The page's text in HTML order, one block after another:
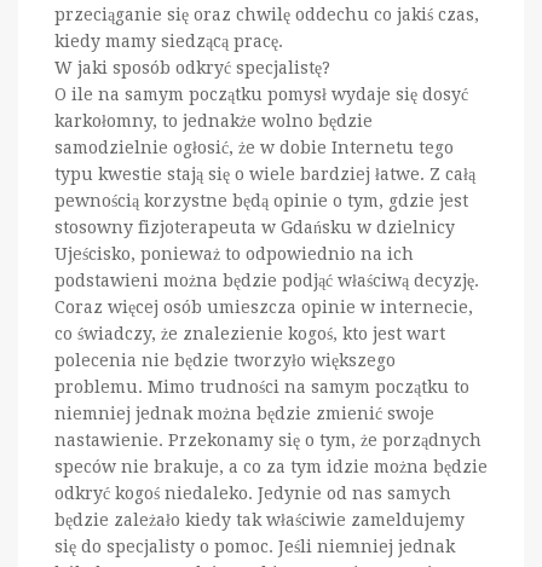
przeciąganie się oraz chwilę oddechu co jakiś czas,
kiedy mamy siedzącą pracę.
W jaki sposób odkryć specjalistę?
O ile na samym początku pomysł wydaje się dosyć
karkołomny, to jednakże wolno będzie
samodzielnie ogłosić, że w dobie Internetu tego
typu kwestie stają się o wiele bardziej łatwe. Z całą
pewnością korzystne będą opinie o tym, gdzie jest
stosowny fizjoterapeuta w Gdańsku w dzielnicy
Ujeścisko, ponieważ to odpowiednio na ich
podstawieni można będzie podjąć właściwą decyzję.
Coraz więcej osób umieszcza opinie w internecie,
co świadczy, że znalezienie kogoś, kto jest wart
polecenia nie będzie tworzyło większego
problemu. Mimo trudności na samym początku to
niemniej jednak można będzie zmienić swoje
nastawienie. Przekonamy się o tym, że porządnych
speców nie brakuje, a co za tym idzie można będzie
odkryć kogoś niedaleko. Jedynie od nas samych
będzie zależało kiedy tak właściwie zameldujemy
się do specjalisty o pomoc. Jeśli niemniej jednak